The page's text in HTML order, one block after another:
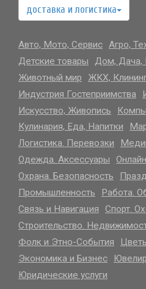
доставка и логистика
Авто, Мото, Сервис Агро,
Детские товары
Дом, Дача,
Животный мир
ЖКХ,
Индустрия Гостеприимства
Искусство, Живопись
Кулинария, Еда, Напитки
Логистика. Перевозки
Одежда. Аксессуары
Охрана. Безопасность
Промышленность
Работа.
Связь и Навигация
Спорт.
Строительство.
Фолк и Этно-События
Экономика и Бизнес
Юридические услуги